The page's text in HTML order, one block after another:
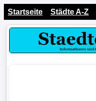
Startseite Städte A-Z